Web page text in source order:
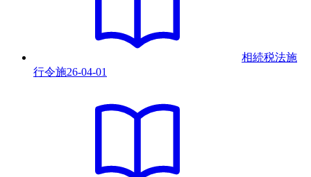
相続税法施
行令施26-04-01